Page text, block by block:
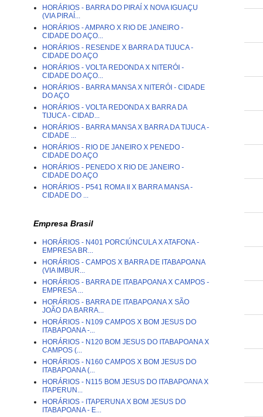
HORÁRIOS - BARRA DO PIRAÍ X NOVA IGUAÇU
(VIA PIRAÍ...
HORÁRIOS - AMPARO X RIO DE JANEIRO -
CIDADE DO AÇO...
HORÁRIOS - RESENDE X BARRA DA TIJUCA -
CIDADE DO AÇO
HORÁRIOS - VOLTA REDONDA X NITERÓI -
CIDADE DO AÇO...
HORÁRIOS - BARRA MANSA X NITERÓI - CIDADE
DO AÇO
HORÁRIOS - VOLTA REDONDA X BARRA DA
TIJUCA - CIDAD...
HORÁRIOS - BARRA MANSA X BARRA DA TIJUCA -
CIDADE ...
HORÁRIOS - RIO DE JANEIRO X PENEDO -
CIDADE DO AÇO
HORÁRIOS - PENEDO X RIO DE JANEIRO -
CIDADE DO AÇO
HORÁRIOS - P541 ROMA II X BARRA MANSA -
CIDADE DO ...
Empresa Brasil
HORÁRIOS - N401 PORCIÚNCULA X ATAFONA -
EMPRESA BR...
HORÁRIOS - CAMPOS X BARRA DE ITABAPOANA
(VIA IMBUR...
HORÁRIOS - BARRA DE ITABAPOANA X CAMPOS -
EMPRESA ...
HORÁRIOS - BARRA DE ITABAPOANA X SÃO
JOÃO DA BARRA...
HORÁRIOS - N109 CAMPOS X BOM JESUS DO
ITABAPOANA -...
HORÁRIOS - N120 BOM JESUS DO ITABAPOANA X
CAMPOS (...
HORÁRIOS - N160 CAMPOS X BOM JESUS DO
ITABAPOANA (...
HORÁRIOS - N115 BOM JESUS DO ITABAPOANA X
ITAPERUN...
HORÁRIOS - ITAPERUNA X BOM JESUS DO
ITABAPOANA - E...